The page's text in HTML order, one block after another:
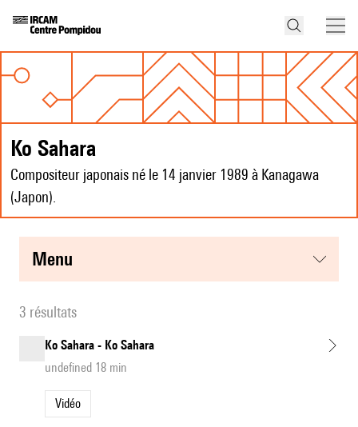
Ko Sahara
Compositeur japonais né le 14 janvier 1989 à Kanagawa
(Japon).
menu
3 résultats
Ko Sahara - Ko Sahara
undefined 18 min
Vidéo